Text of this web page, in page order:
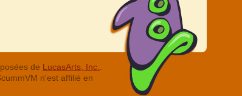
de LucasArts, Inc.
n'est affilié en